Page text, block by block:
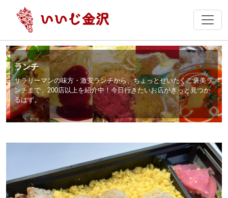
ランチ
サラリーマンの味方・激安ランチから、ちょっとぜいたくご褒美ラ
ンチまで、200店以上を紹介中！今日行きたいお店がきっと見つか
るはず。